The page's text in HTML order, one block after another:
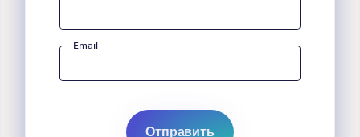
Email